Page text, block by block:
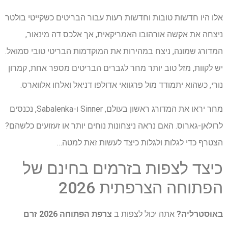
אלו היו חדשות טובות וחדשות רעות עבור הבריטים כשקייטי בולטר
ניצחה את אקשה אורהובו האמריקאית, אך אלכס דה מינאור,
המדורג שמונה, ניצח במהירות את המוקדמות הבריטי טובי סמואל.
יש לקוות, מזל טוב יותר מחר לגברים הבריטים מספר אחת, קמרון
נורי, כשהוא יתמודד מול פרגוואי אדולפו דניאל ואלחו אלווארס.
מחר יראו את המדורג ראשון בעולם, Sinner ו-Sabalenka, נכנסים
לרולאן-גארוס. האם נראה ניצחונות נוחים יותר או זעזועים כלשהם?
הצטרף כדי לגלות ולגלות כיצד לעשות זאת למטה…
כיצד לצפות בזרמים בחינם של
הפתוחה הצרפתית 2026
באוסטרליה? אתה יכול לצפות ב צרפת הפתוחה 2026
זרם